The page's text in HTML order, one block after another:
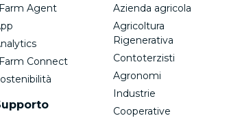
Agent
Connect
Azienda agricola
Agricoltura
Rigenerativa
Contoterzisti
Agronomi
Industrie
Cooperative